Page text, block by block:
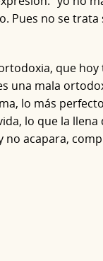
Pues no se
que
una mala
lo más
lo que la
acapara,